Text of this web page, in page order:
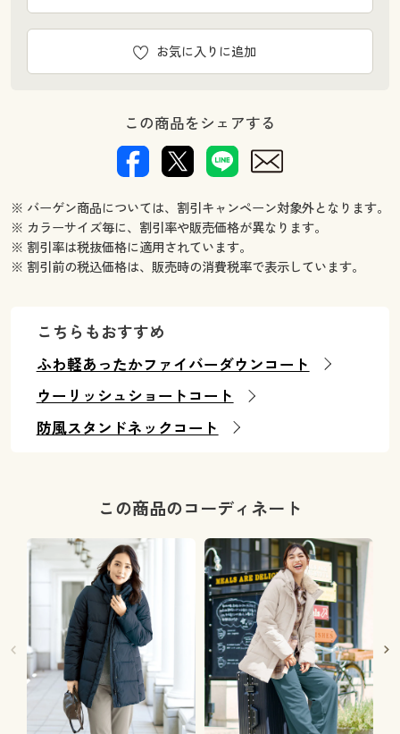
お気に入りに追加
この商品をシェアする
※ バーゲン商品については、割引キャンペーン対象外となります。
※ カラーサイズ毎に、割引率や販売価格が異なります。
※ 割引率は税抜価格に適用されています。
※ 割引前の税込価格は、販売時の消費税率で表示しています。
こちらもおすすめ
ふわ軽あったかファイバーダウンコート
ウーリッシュショートコート
防風スタンドネックコート
この商品のコーディネート